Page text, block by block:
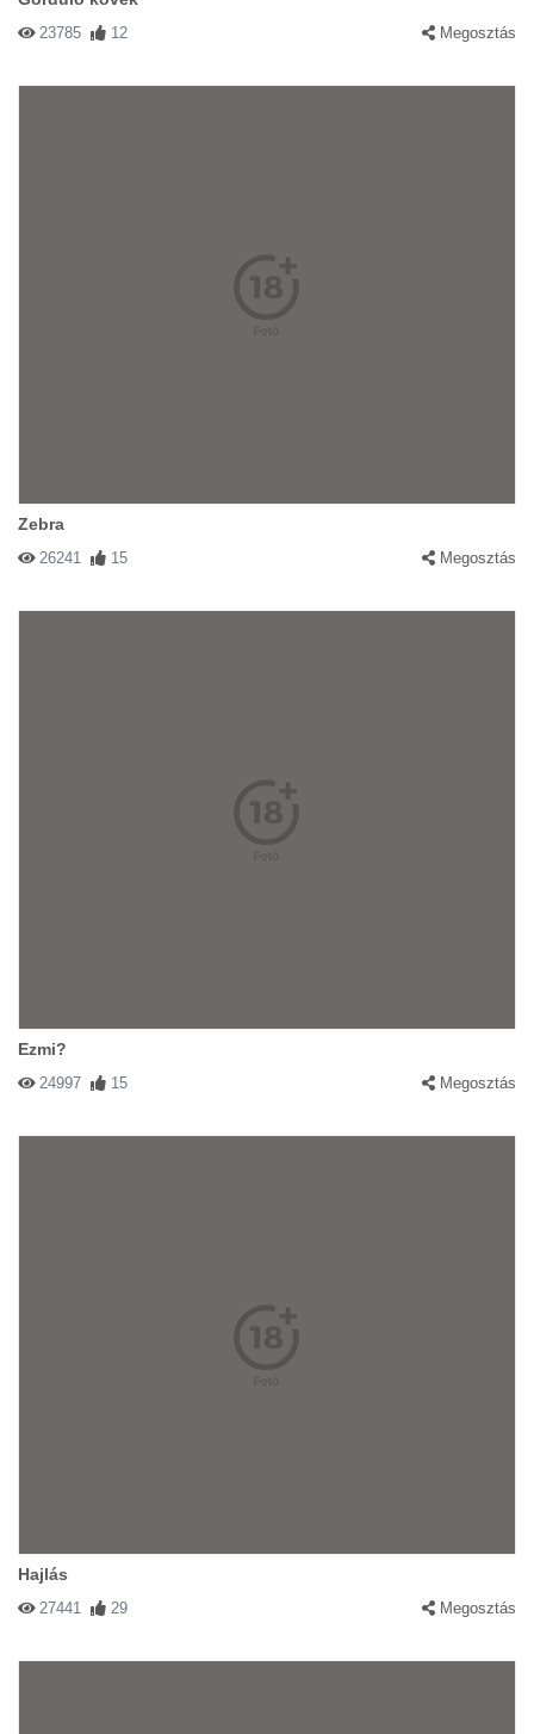
23785 12 Megosztás
Zebra
26241 15 Megosztás
Ezmi?
24997 15 Megosztás
Hajlás
27441 29 Megosztás